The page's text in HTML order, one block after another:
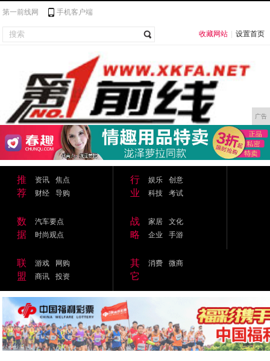
第一前线网 手机客户端
收藏网站 设置首页
广告
推
荐
资讯
焦点
财经
导购
行
业
娱乐
创意
科技
考试
数
据
汽车要点
时尚观点
战
略
家居
文化
企业
手游
联
盟
游戏
网购
商讯
投资
其
它
消费 微商